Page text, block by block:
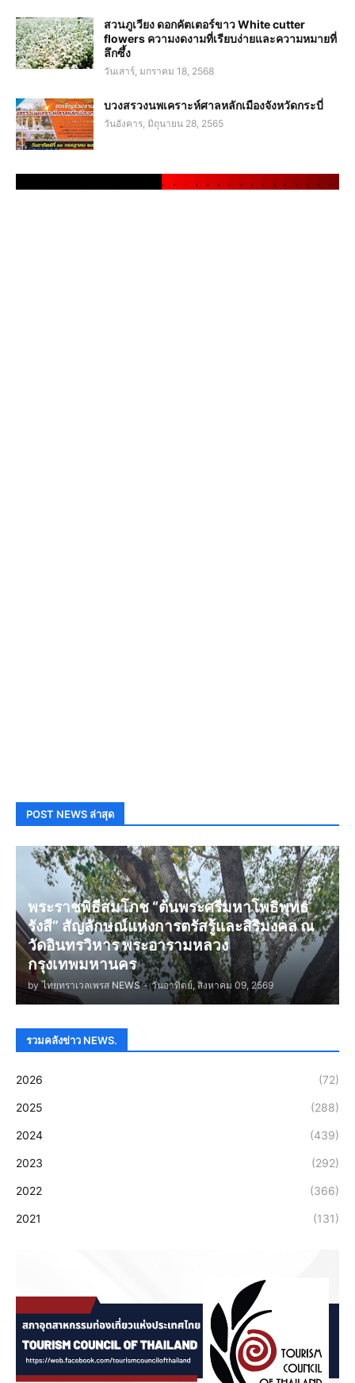
สวนภูเวียง ดอกคัตเตอร์ขาว White cutter
flowers ความงดงามที่เรียบง่ายและความหมายที่
ลึกซึ้ง
วันเสาร์, มกราคม 18, 2568
บวงสรวงนพเคราะห์ศาลหลักเมืองจังหวัดกระบี่
วันอังคาร, มิถุนายน 28, 2565
. . . . . . . . . . . . . . . .
POST NEWS ล่าสุด
พระราชพิธีสมโภช “ต้นพระศรีมหาโพธิพุทธ
รังสี” สัญลักษณ์แห่งการตรัสรู้และสิริมงคล ณ
วัดอินทรวิหาร พระอารามหลวง
กรุงเทพมหานคร
by ไทยทราเวลเพรส NEWS - วันอาทิตย์, สิงหาคม 09, 2569
รวมคลังข่าว NEWS.
2026 (72)
2025 (288)
2024 (439)
2023 (292)
2022 (366)
2021 (131)